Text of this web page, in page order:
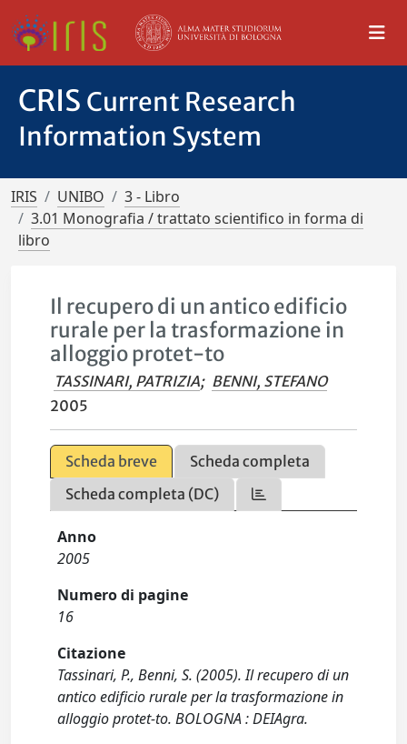
CRIS Current Research
Information System
IRIS UNIBO
3 - Libro
3.01 Monografia / trattato scientifico in forma di
libro
Il recupero di un antico edificio
rurale per la trasformazione in
alloggio protet-to
TASSINARI, PATRIZIA; BENNI, STEFANO
2005
Scheda breve
Scheda completa
Scheda completa (DC)
Anno
2005
Numero di pagine
16
Citazione
Tassinari, P., Benni, S. (2005). Il recupero di un
antico edificio rurale per la trasformazione in
alloggio protet-to. BOLOGNA : DEIAgra.